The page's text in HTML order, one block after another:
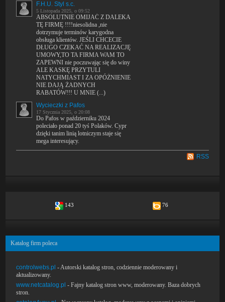
F.H.U. Styl s.c.
5 Listopada 2025, o 09:52
ABSOLUTNIE OMIJAĆ Z DALEKA
TĘ FIRMĘ !!!!niesolidna ,nie
dotrzymuje terminów karygodna
obsługa klientów. JEŚLI CHCECIE
DŁUGO CZEKAĆ NA REALIZACJĘ
UMOWY,TO TA FIRMA WAM TO
ZAPEWNI nie poczuwając się do winy
ALE KASKĘ PRZYTULI
NATYCHMIAST I ZA OPÓŻNIENIE
NIE DAJĄ ŻADNYCH
RABATÓW!!! U MNIE (...)
Wycieczki z Pafos
17 Stycznia 2025, o 20:08
Do Pafos w październiku 2024
poleciało ponad 20 tyś Polaków. Cypr
dzięki tanim linią lotniczym staje się
mega interesujący.
RSS
143 76
Katalog firm poleca
controlwebs.pl - Autorski katalog stron, codziennie moderowany i
aktualizowany.
www.netcatalog.pl - Fajny katalog stron www, moderowany. Baza dobrych
stron.